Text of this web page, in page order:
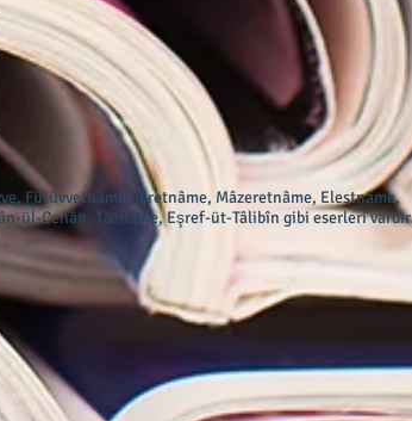
Fütüvvetnâme, İbretnâme, Mâzeretnâme, Elestnâme,
ül-Cenân, Tâcnâme, Eşref-üt-Tâlibîn gibi eserleri